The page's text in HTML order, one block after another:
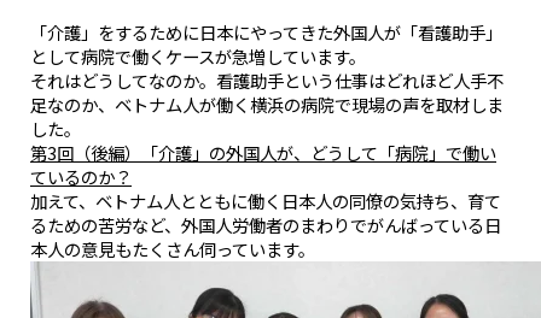
「介護」をするために日本にやってきた外国人が「看護助手」
として病院で働くケースが急増しています。
それはどうしてなのか。看護助手という仕事はどれほど人手不
足なのか、ベトナム人が働く横浜の病院で現場の声を取材しま
した。
第3回（後編）「介護」の外国人が、どうして「病院」で働い
ているのか？
加えて、ベトナム人とともに働く日本人の同僚の気持ち、育て
るための苦労など、外国人労働者のまわりでがんばっている日
本人の意見もたくさん伺っています。